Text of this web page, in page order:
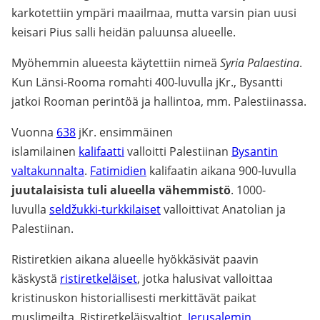
karkotettiin ympäri maailmaa, mutta varsin pian uusi
keisari Pius salli heidän paluunsa alueelle.
Myöhemmin alueesta käytettiin nimeä Syria Palaestina.
Kun Länsi-Rooma romahti 400-luvulla jKr., Bysantti
jatkoi Rooman perintöä ja hallintoa, mm. Palestiinassa.
Vuonna 638 jKr. ensimmäinen
islamilainen kalifaatti valloitti Palestiinan Bysantin
valtakunnalta. Fatimidien kalifaatin aikana 900-luvulla
juutalaisista tuli alueella vähemmistö. 1000-
luvulla seldžukki-turkkilaisetvalloittivat Anatolian ja
Palestiinan.
Ristiretkien aikana alueelle hyökkäsivät paavin
käskystä ristiretkeläiset, jotka halusivat valloittaa
kristinuskon historiallisesti merkittävät paikat